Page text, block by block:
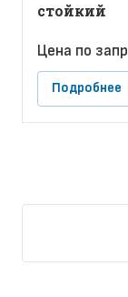
стойкий
Цена по запр
Подробнее